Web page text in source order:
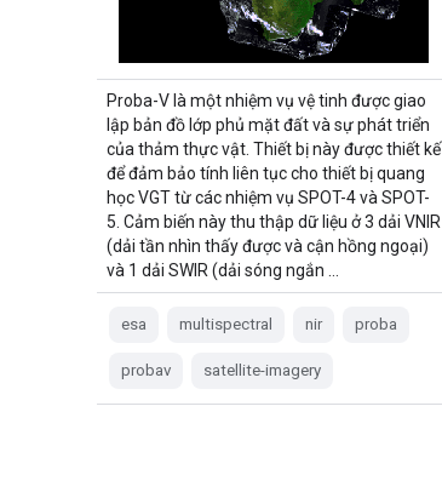
Proba-V là một nhiệm vụ vệ tinh được giao
lập bản đồ lớp phủ mặt đất và sự phát triển
của thảm thực vật. Thiết bị này được thiết kế
để đảm bảo tính liên tục cho thiết bị quang
học VGT từ các nhiệm vụ SPOT-4 và SPOT-
5. Cảm biến này thu thập dữ liệu ở 3 dải VNIR
(dải tần nhìn thấy được và cận hồng ngoại)
và 1 dải SWIR (dải sóng ngắn …
esa multispectral nir proba
probav satellite-imagery